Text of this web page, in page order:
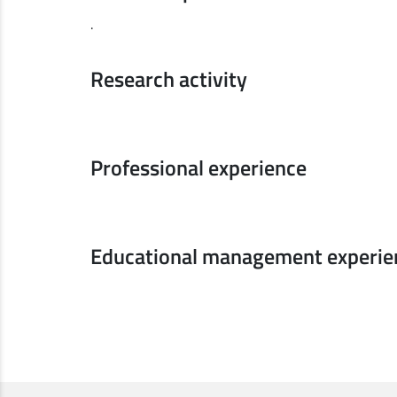
.
Research activity
Professional experience
Educational management